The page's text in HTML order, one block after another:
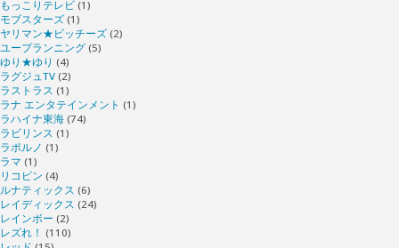
もっこりテレビ (1)
モブスターズ (1)
ヤリマン★ビッチーズ (2)
ユープランニング (5)
ゆり★ゆり (4)
ラグジュTV (2)
ラストラス (1)
ラナ エンタテインメント (1)
ラハイナ東海 (74)
ラビリンス (1)
ラポルノ (1)
ラマ (1)
リコピン (4)
ルナティックス (6)
レイディックス (24)
レインボー (2)
レズれ！ (110)